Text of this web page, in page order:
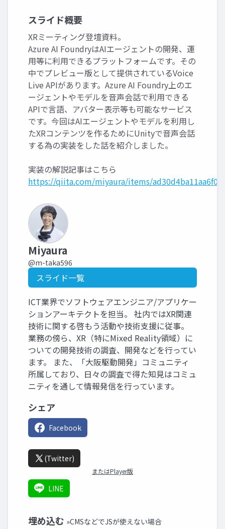
スライド概要
XRミーティング登壇資料。
Azure AI FoundryはAIエージェントの開発、運
用等に利用できるプラットフォームです。その
中でプレビュー版として提供されているVoice
Live APIがあります。Azure AI Foundry上のエ
ージェントやモデルを音声会話で利用できる
APIで言語、アバター表示等も可能なサービス
です。今回はAIエージェントやモデルを利用し
たXRコンテンツを作るためにUnityで音声会話
する為の実装をした話を紹介しました。
実装の解説記事はこちら
https://qiita.com/miyaura/items/
Miyaura
@m-taka596
スライド一覧
ICT業界でソフトウェアエンジニア/アプリケー
ションアーキテクトを担当。 社内ではXR関連
技術に関する啓もう活動や技術支援に従事。
業務の傍ら、XR（特にMixed Reality領域）に
ついての開発技術の調査、開発などを行ってい
ます。 また、「大阪駆動開発」コミュニティ
所属しており、日々の調査で得た知見はコミュ
ニティを通して情報発信を行っています。
シェア
Facebook
(Twitter)
またはPlayer版
LINE
埋め込む »CMSなどでJSが使えない場合